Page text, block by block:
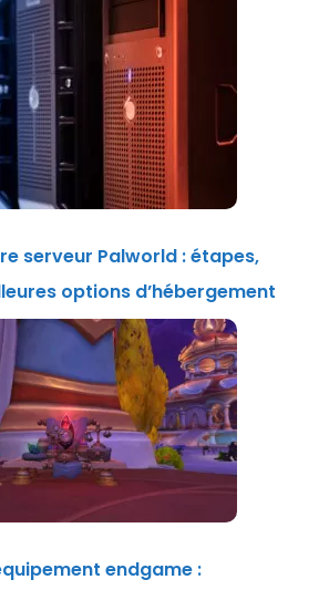
serveur Palworld : étapes,
options d’hébergement
endgame :